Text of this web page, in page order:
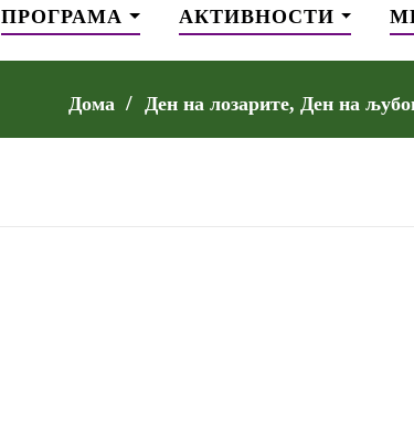
ПРОГРАМА АКТИВНОСТИ
Дома Ден на лозарите, Ден на